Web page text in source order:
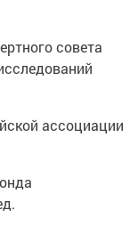
совета
ассоциации